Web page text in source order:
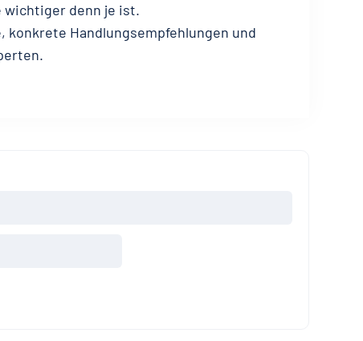
denn je ist.
konkrete Handlungsempfehlungen und